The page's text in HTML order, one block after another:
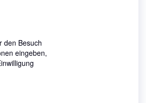
den Besuch
eingeben,